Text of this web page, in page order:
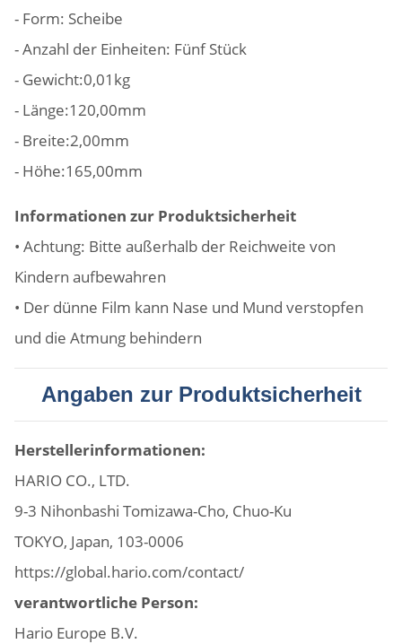
- Form: Scheibe
- Anzahl der Einheiten: Fünf Stück
- Gewicht:0,01kg
- Länge:120,00mm
- Breite:2,00mm
- Höhe:165,00mm
Informationen zur Produktsicherheit
• Achtung: Bitte außerhalb der Reichweite von
Kindern aufbewahren
• Der dünne Film kann Nase und Mund verstopfen
und die Atmung behindern
Angaben zur Produktsicherheit
Herstellerinformationen:
HARIO CO., LTD.
9-3 Nihonbashi Tomizawa-Cho, Chuo-Ku
TOKYO, Japan, 103-0006
https://global.hario.com/contact/
verantwortliche Person:
Hario Europe B.V.